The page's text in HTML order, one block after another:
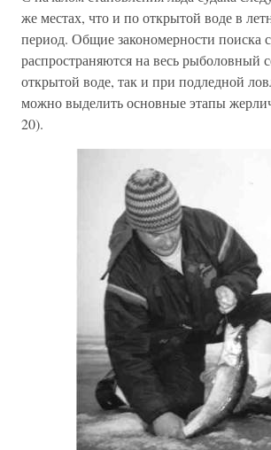
же местах, что и по открытой воде в
период. Общие закономерности поиска
распространяются на весь рыболовный
открытой воде, так и при подледной
можно выделить основные этапы
20).